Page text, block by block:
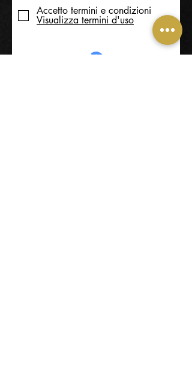
Accetto termini e condizioni
Visualizza termini d'uso